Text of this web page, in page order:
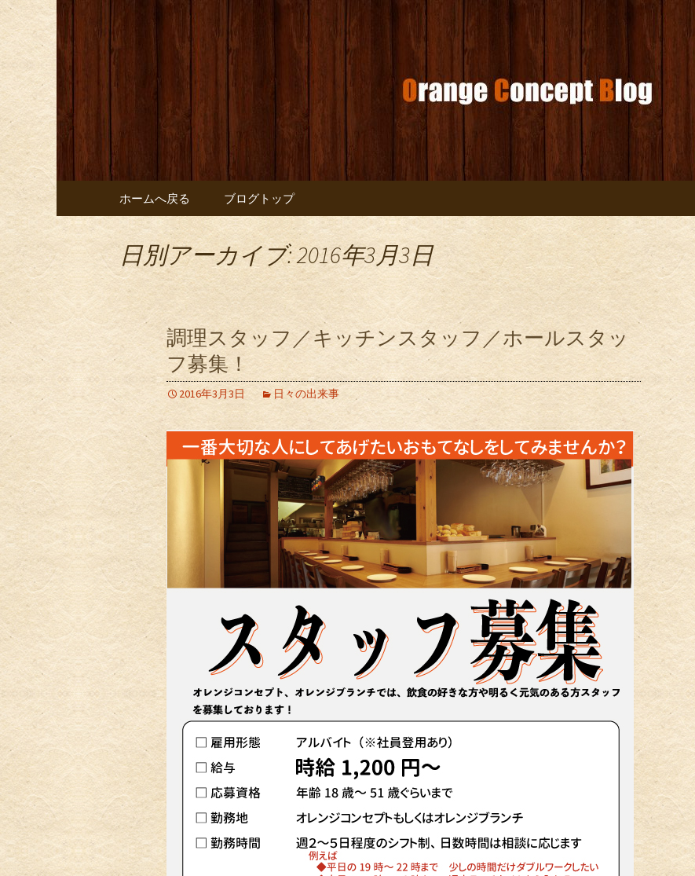
オレンジコンセプトブログ
お店からのお知らせ
コンテンツへ移動
ホームへ戻る ブログトップ
日別アーカイブ: 2016年3月3日
調理スタッフ／キッチンスタッフ／ホールスタッ
フ募集！
2016年3月3日 日々の出来事